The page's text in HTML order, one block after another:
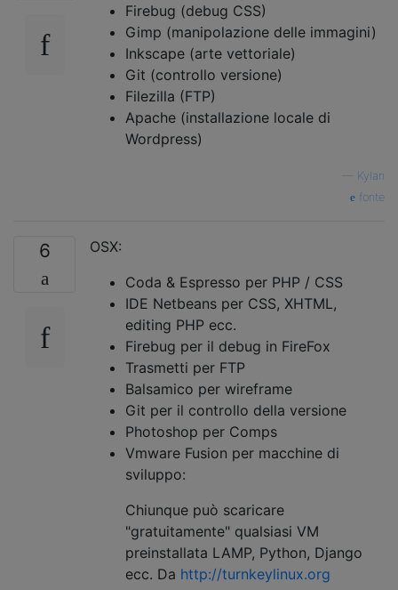
Firebug (debug CSS)
Gimp (manipolazione delle immagini)
Inkscape (arte vettoriale)
Git (controllo versione)
Filezilla (FTP)
Apache (installazione locale di
Wordpress)
Kylan
fonte
6
OSX:
Coda & Espresso per PHP / CSS
IDE Netbeans per CSS, XHTML,
editing PHP ecc.
Firebug per il debug in FireFox
Trasmetti per FTP
Balsamico per wireframe
Git per il controllo della versione
Photoshop per Comps
Vmware Fusion per macchine di
sviluppo:
Chiunque può scaricare
"gratuitamente" qualsiasi VM
preinstallata LAMP, Python, Django
ecc. Da http://turnkeylinux.org